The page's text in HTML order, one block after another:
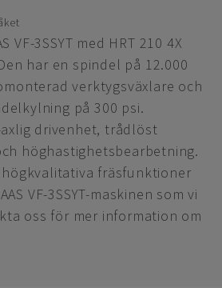
VF-3SSYT med HRT 210 4X
har en spindel på 12.000
verktygsväxlare och
på 300 psi.
drivenhet, trådlöst
höghastighetsbearbetning.
fräsfunktioner
VF-3SSYT-maskinen som vi
oss för mer information om